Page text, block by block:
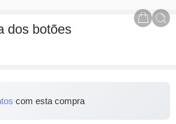
dos botões
com esta compra